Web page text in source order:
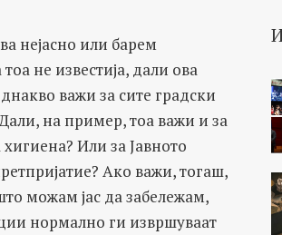
нејасно или барем
не известија, дали ова
важи за сите градски
на пример, тоа важи и за
Или за Јавното
Ако важи, тогаш,
можам јас да забележам,
нормално ги извршуваат